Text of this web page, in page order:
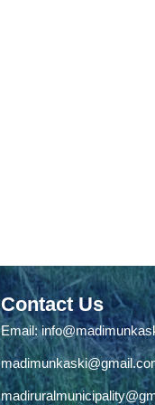
Contact Us
Email: